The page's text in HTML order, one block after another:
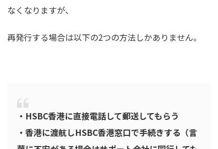
なくなりますが、
再発行する場合は以下の2つの方法しかありません。
・HSBC香港に直接電話して郵送してもらう
・香港に渡航しHSBC香港窓口で手続きする（言